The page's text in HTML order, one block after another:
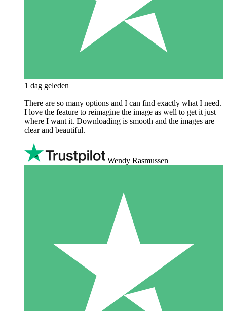
1 dag geleden
There are so many options and I can find exactly what I need.
I love the feature to reimagine the image as well to get it just
where I want it. Downloading is smooth and the images are
clear and beautiful.
Wendy Rasmussen